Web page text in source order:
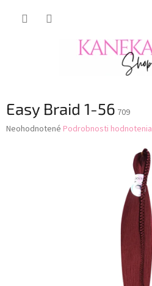
Easy Braid 1-56 709
Priemerné
Neohodnotené Podrobnosti hodnotenia